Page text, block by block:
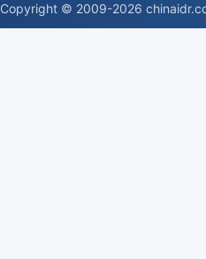
Copyright © 2009-2026